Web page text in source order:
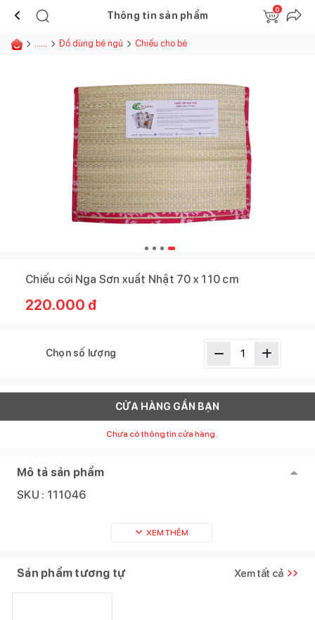
Thông tin sản phẩm
0
...... Đồ dùng bé ngủ Chiếu cho bé
Chiếu cói Nga Sơn xuất Nhật 70 x 110 cm
220.000 đ
Chọn số lượng
CỬA HÀNG GẦN BẠN
Chưa có thông tin cửa hàng.
Mô tả sản phẩm
SKU : 111046
XEM THÊM
Sản phẩm tương tự Xem tất cả